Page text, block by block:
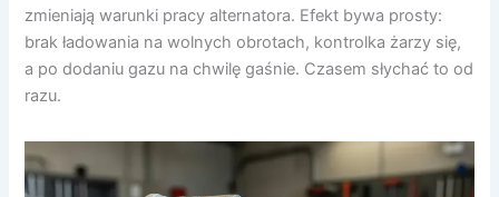
zmieniają warunki pracy alternatora. Efekt bywa prosty:
brak ładowania na wolnych obrotach, kontrolka żarzy się,
a po dodaniu gazu na chwilę gaśnie. Czasem słychać to od
razu.